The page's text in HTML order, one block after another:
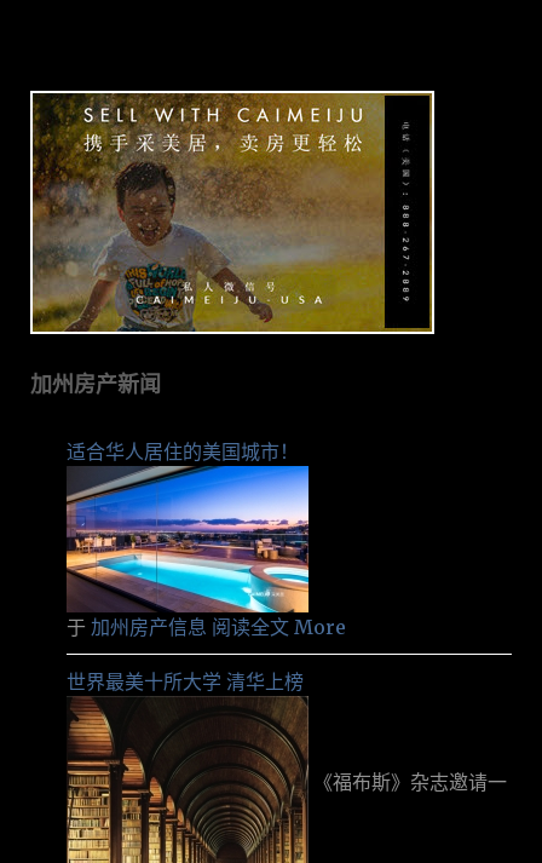
加州房产新闻
适合华人居住的美国城市！
于 加州房产信息 阅读全文 More
世界最美十所大学 清华上榜
《福布斯》杂志邀请一